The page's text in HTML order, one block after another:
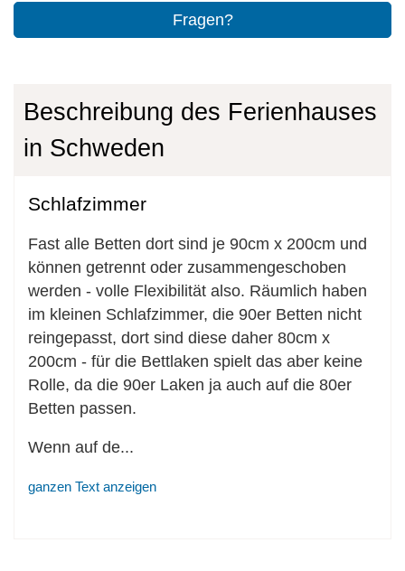
Fragen?
Beschreibung des Ferienhauses
in Schweden
Schlafzimmer
Fast alle Betten dort sind je 90cm x 200cm und
können getrennt oder zusammengeschoben
werden - volle Flexibilität also. Räumlich haben
im kleinen Schlafzimmer, die 90er Betten nicht
reingepasst, dort sind diese daher 80cm x
200cm - für die Bettlaken spielt das aber keine
Rolle, da die 90er Laken ja auch auf die 80er
Betten passen.
Wenn auf de...
ganzen Text anzeigen